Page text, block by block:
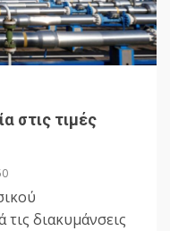
στις τιμές
τις διακυμάνσεις